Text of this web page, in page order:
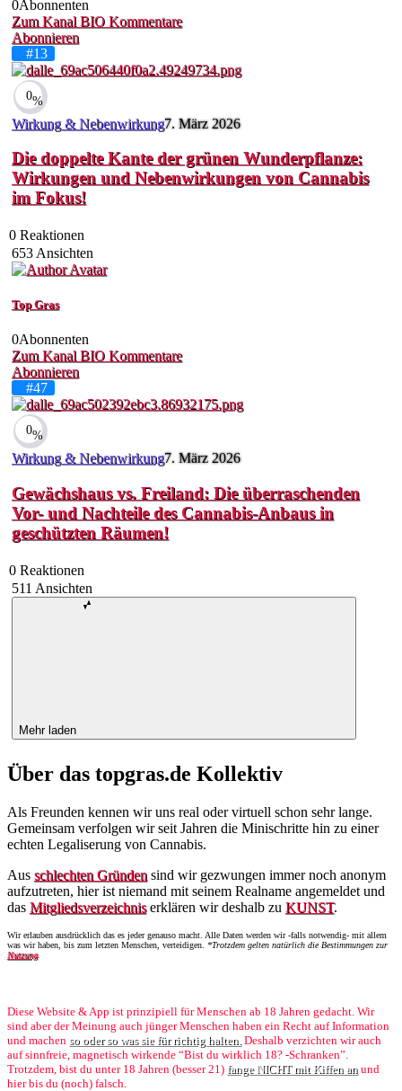
0Abonnenten
Zum Kanal BIO Kommentare
Abonnieren
#13
0%
Wirkung & Nebenwirkung7. März 2026
Die doppelte Kante der grünen Wunderpflanze:
Wirkungen und Nebenwirkungen von Cannabis
im Fokus!
0 Reaktionen
653 Ansichten
Top Gras
0Abonnenten
Zum Kanal BIO Kommentare
Abonnieren
#47
0%
Wirkung & Nebenwirkung7. März 2026
Gewächshaus vs. Freiland: Die überraschenden
Vor- und Nachteile des Cannabis-Anbaus in
geschützten Räumen!
0 Reaktionen
511 Ansichten
Mehr laden
Über das topgras.de Kollektiv
Als Freunden kennen wir uns real oder virtuell schon sehr lange.
Gemeinsam verfolgen wir seit Jahren die Minischritte hin zu einer
echten Legaliserung von Cannabis.
Aus schlechten Gründen sind wir gezwungen immer noch anonym
aufzutreten, hier ist niemand mit seinem Realname angemeldet und
das Mitgliedsverzeichniserklären wir deshalb zu KUNST.
Wir erlauben ausdrücklich das es jeder genauso macht. Alle Daten werden wir -falls notwendig- mit allem
was wir haben, bis zum letzten Menschen, verteidigen. *Trotzdem gelten natürlich die Bestimmungen zur
Nutzung.
Diese Website & App ist prinzipiell für Menschen ab 18 Jahren gedacht. Wir
sind aber der Meinung auch jünger Menschen haben ein Recht auf Information
und machen so oder so was sie für richtig halten. Deshalb verzichten wir auch
auf sinnfreie, magnetisch wirkende “Bist du wirklich 18? -Schranken”.
Trotzdem, bist du unter 18 Jahren (besser 21) fange NICHT mit Kiffen an und
hier bis du (noch) falsch.